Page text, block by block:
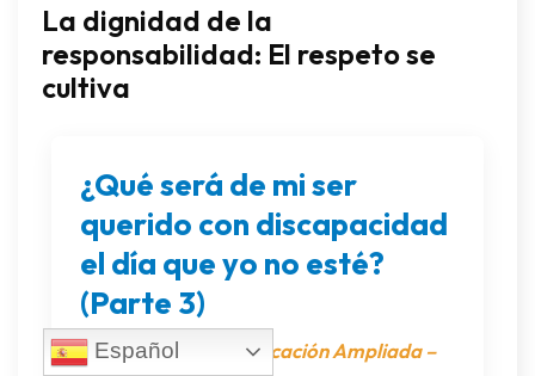
Español
La dignidad de la
responsabilidad: El respeto se
cultiva
¿Qué será de mi ser
querido con discapacidad
el día que yo no esté?
(Parte 3)
Serie Especial: Planificación Ampliada –